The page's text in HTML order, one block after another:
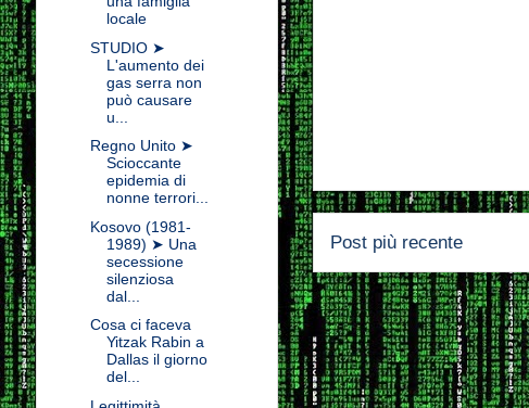
Post più recente
locale
STUDIO ➤
L'aumento dei
gas serra non
può causare
u...
Regno Unito ➤
Scioccante
epidemia di
nonne terrori...
Kosovo (1981-
1989) ➤ Una
secessione
silenziosa
dal...
Cosa ci faceva
Yitzak Rabin a
Dallas il giorno
del...